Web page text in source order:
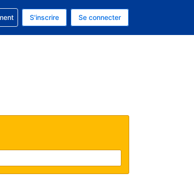
est celle-ci : Dollar américain.
actuelle est celle-ci : Français.
votre réservation
S'inscrire Se connecter